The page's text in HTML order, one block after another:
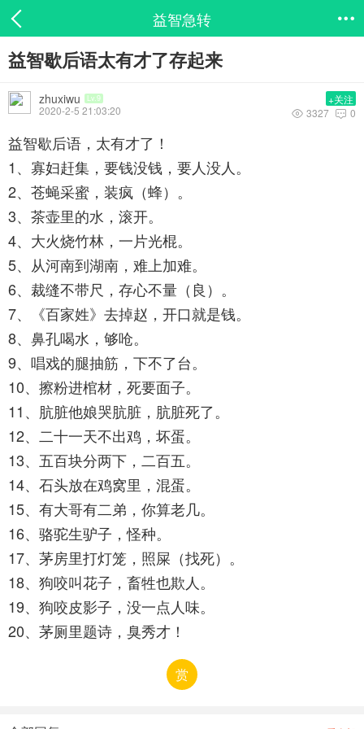
益智急转 
益智歇后语太有才了存起来
zhuxiwu Lv.9
+关注
2020-2-5 21:03:20
 0
 3327
益智歇后语，太有才了！
1、寡妇赶集，要钱没钱，要人没人。
2、苍蝇采蜜，装疯（蜂）。
3、茶壶里的水，滚开。
4、大火烧竹林，一片光棍。
5、从河南到湖南，难上加难。
6、裁缝不带尺，存心不量（良）。
7、《百家姓》去掉赵，开口就是钱。
8、鼻孔喝水，够呛。
9、唱戏的腿抽筋，下不了台。
10、擦粉进棺材，死要面子。
11、肮脏他娘哭肮脏，肮脏死了。
12、二十一天不出鸡，坏蛋。
13、五百块分两下，二百五。
14、石头放在鸡窝里，混蛋。
15、有大哥有二弟，你算老几。
16、骆驼生驴子，怪种。
17、茅房里打灯笼，照屎（找死）。
18、狗咬叫花子，畜牲也欺人。
19、狗咬皮影子，没一点人味。
20、茅厕里题诗，臭秀才！
赏